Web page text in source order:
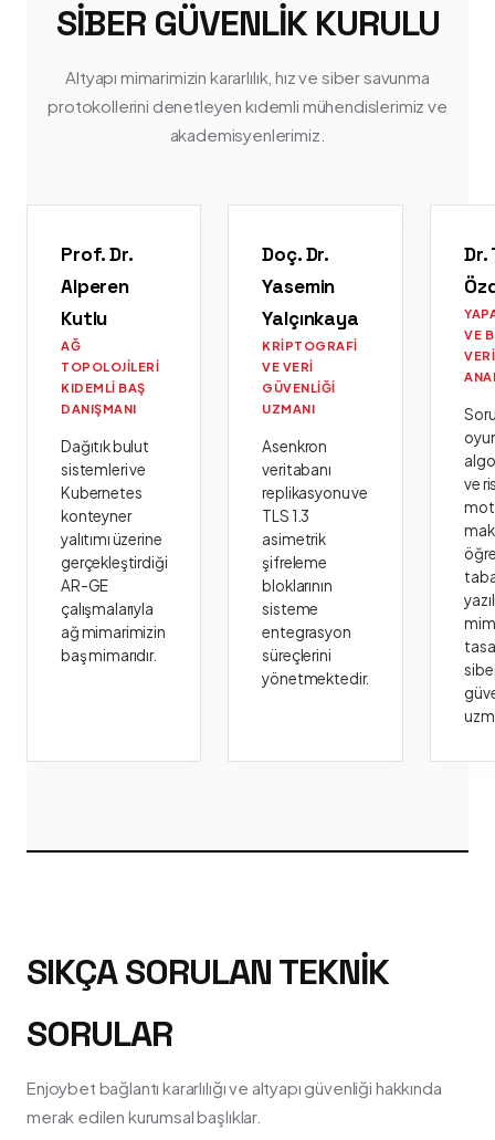
SIBER GÜVENLIK KURULU
Altyapı mimarimizin kararlılık, hız ve siber savunma
protokollerini denetleyen kıdemli mühendislerimiz ve
akademisyenlerimiz.
Prof. Dr.
Alperen
Kutlu
AĞ
TOPOLOJILERI
KIDEMLI BAŞ
DANIŞMANI
Dağıtık bulut
sistemleri ve
Kubernetes
konteyner
yalıtımı üzerine
gerçekleştirdiği
AR-GE
çalışmalarıyla
ağ mimarimizin
baş mimarıdır.
Doç. Dr.
Yasemin
Yalçınkaya
KRIPTOGRAFI
VE VERI
GÜVENLIĞI
UZMANI
Asenkron
veritabanı
replikasyonu ve
TLS 1.3
asimetrik
şifreleme
bloklarının
sisteme
entegrasyon
süreçlerini
yönetmektedir.
Dr.
VE
VERI
ve
SIKÇA SORULAN TEKNIK
SORULAR
Enjoybet bağlantı kararlılığı ve altyapı güvenliği hakkında
merak edilen kurumsal başlıklar.